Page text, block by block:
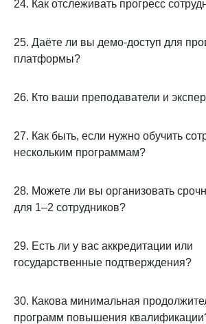
24. Как отслеживать прогресс
25. Даёте ли вы демо-доступ для
платформы?
26. Кто ваши преподаватели и
27. Как быть, если нужно обучить
нескольким программам?
28. Можете ли вы организовать
для 1–2 сотрудников?
29. Есть ли у вас аккредитации или
государственные подтверждения?
30. Какова минимальная
программ повышения